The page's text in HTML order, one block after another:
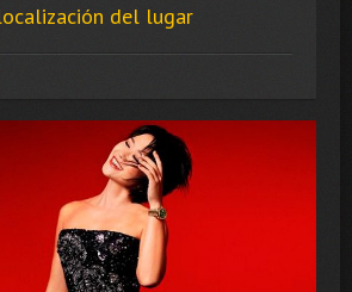
del lugar